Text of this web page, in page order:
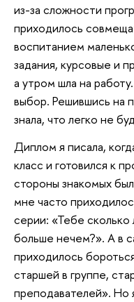
из-за сложности
приходилось
воспитанием
задания, курсовые и
а утром шла на
выбор. Решившись на
знала, что легко не
Диплом я писала,
класс и готовился к
стороны знакомых
мне часто
серии: «Тебе сколько
больше нечем?». А в
приходилось
старшей в группе,
преподавателей». Но